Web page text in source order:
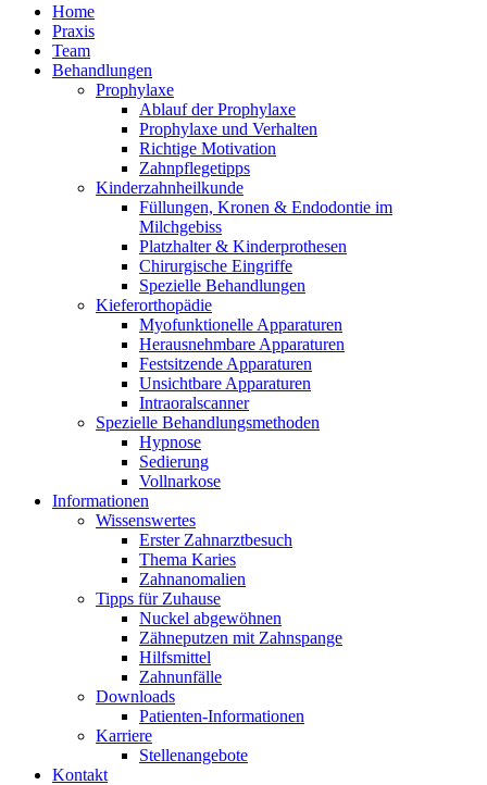
Home
Praxis
Team
Behandlungen
Prophylaxe
Ablauf der Prophylaxe
Prophylaxe und Verhalten
Richtige Motivation
Zahnpflegetipps
Kinderzahnheilkunde
Füllungen, Kronen & Endodontie im
Milchgebiss
Platzhalter & Kinderprothesen
Chirurgische Eingriffe
Spezielle Behandlungen
Kieferorthopädie
Myofunktionelle Apparaturen
Herausnehmbare Apparaturen
Festsitzende Apparaturen
Unsichtbare Apparaturen
Intraoralscanner
Spezielle Behandlungsmethoden
Hypnose
Sedierung
Vollnarkose
Informationen
Wissenswertes
Erster Zahnarztbesuch
Thema Karies
Zahnanomalien
Tipps für Zuhause
Nuckel abgewöhnen
Zähneputzen mit Zahnspange
Hilfsmittel
Zahnunfälle
Downloads
Patienten-Informationen
Karriere
Stellenangebote
Kontakt